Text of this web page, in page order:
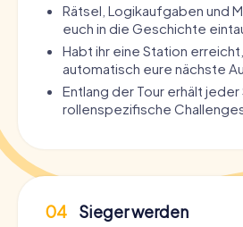
Rätsel, Logikaufgaben und
euch in die Geschichte
Habt ihr eine Station
automatisch eure nächste
Entlang der Tour erhält
rollenspezifische
04 Sieger werden